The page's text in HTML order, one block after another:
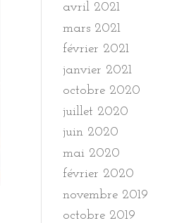
avril 2021
mars 2021
février 2021
janvier 2021
octobre 2020
juillet 2020
juin 2020
mai 2020
février 2020
novembre 2019
octobre 2019